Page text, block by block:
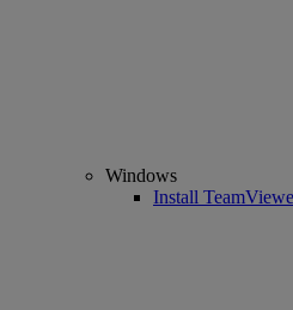
Windows
Install